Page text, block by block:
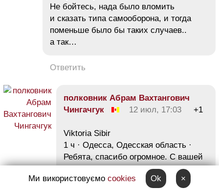
Не бойтесь, нада было вломить
и сказать типа самооборона, и тогда
поменьше было бы таких случаев..
а так…
Ответить
полковник Абрам Вахтангович
Чингачгук
12 июл, 17:03 +1
Viktoria Sibir
1 ч · Одесса, Одесская область ·
Ребята, спасибо огромное. С вашей
помощью герои прославились так,
что дать заднюю следаки
Ми використовуємо cookies Ok ×